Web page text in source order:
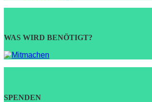
WAS WIRD BENÖTIGT?
SPENDEN